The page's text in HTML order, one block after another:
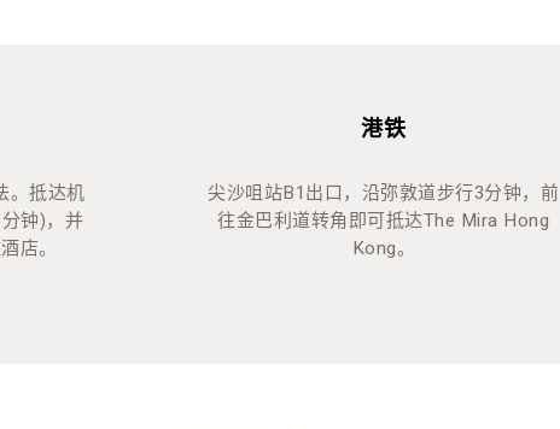
。抵达机
钟)，并
店。
港铁
尖沙咀站B1出口，沿弥敦道步行3分钟，前
往金巴利道转角即可抵达The Mira Hong
Kong。